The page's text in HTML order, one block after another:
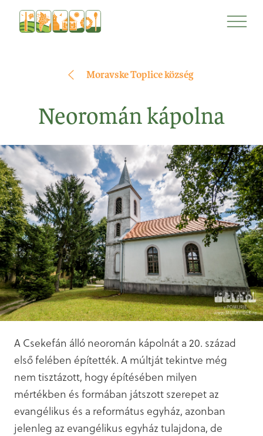
Moravske Toplice község
Neoromán kápolna
A Csekefán álló neoromán kápolnát a 20. század
első felében építették. A múltját tekintve még
nem tisztázott, hogy építésében milyen
mértékben és formában játszott szerepet az
evangélikus és a református egyház, azonban
jelenleg az evangélikus egyház tulajdona, de